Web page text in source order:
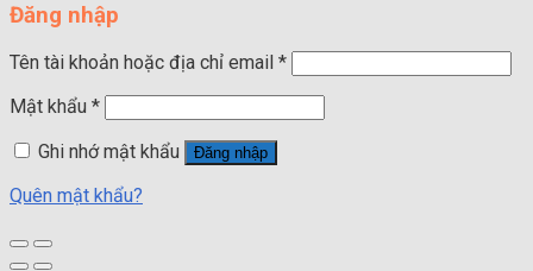
Đăng nhập
Tên tài khoản hoặc địa chỉ email *
Mật khẩu *
Ghi nhớ mật khẩu
Đăng nhập
Quên mật khẩu?